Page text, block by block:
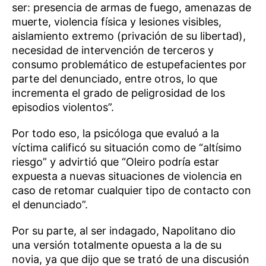
ser: presencia de armas de fuego, amenazas de
muerte, violencia física y lesiones visibles,
aislamiento extremo (privación de su libertad),
necesidad de intervención de terceros y
consumo problemático de estupefacientes por
parte del denunciado, entre otros, lo que
incrementa el grado de peligrosidad de los
episodios violentos”.
Por todo eso, la psicóloga que evaluó a la
víctima calificó su situación como de “altísimo
riesgo” y advirtió que “Oleiro podría estar
expuesta a nuevas situaciones de violencia en
caso de retomar cualquier tipo de contacto con
el denunciado”.
Por su parte, al ser indagado, Napolitano dio
una versión totalmente opuesta a la de su
novia, ya que dijo que se trató de una discusión